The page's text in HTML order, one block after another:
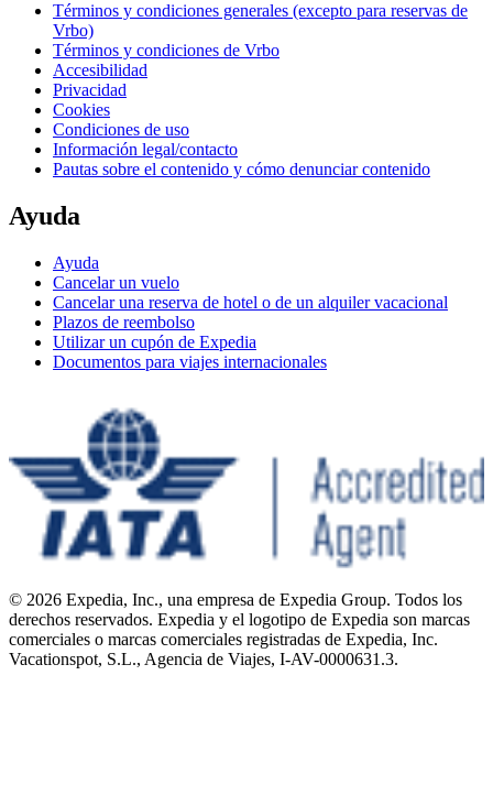
Términos y condiciones generales (excepto para reservas de
Vrbo)
Términos y condiciones de Vrbo
Accesibilidad
Privacidad
Cookies
Condiciones de uso
Información legal/contacto
Pautas sobre el contenido y cómo denunciar contenido
Ayuda
Ayuda
Cancelar un vuelo
Cancelar una reserva de hotel o de un alquiler vacacional
Plazos de reembolso
Utilizar un cupón de Expedia
Documentos para viajes internacionales
© 2026 Expedia, Inc., una empresa de Expedia Group. Todos los
derechos reservados. Expedia y el logotipo de Expedia son marcas
comerciales o marcas comerciales registradas de Expedia, Inc.
Vacationspot, S.L., Agencia de Viajes, I-AV-0000631.3.